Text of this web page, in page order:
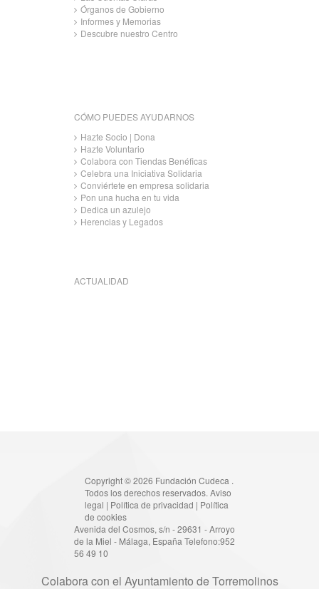
Órganos de Gobierno
Informes y Memorias
Descubre nuestro Centro
CÓMO PUEDES AYUDARNOS
Hazte Socio | Dona
Hazte Voluntario
Colabora con Tiendas Benéficas
Celebra una Iniciativa Solidaria
Conviértete en empresa solidaria
Pon una hucha en tu vida
Dedica un azulejo
Herencias y Legados
ACTUALIDAD
Copyright © 2026 Fundación Cudeca .
Todos los derechos reservados. Aviso
legal | Política de privacidad | Política
de cookies
Avenida del Cosmos, s/n - 29631 - Arroyo
de la Miel - Málaga, España Telefono:952
56 49 10
Colabora con el Ayuntamiento de Torremolinos